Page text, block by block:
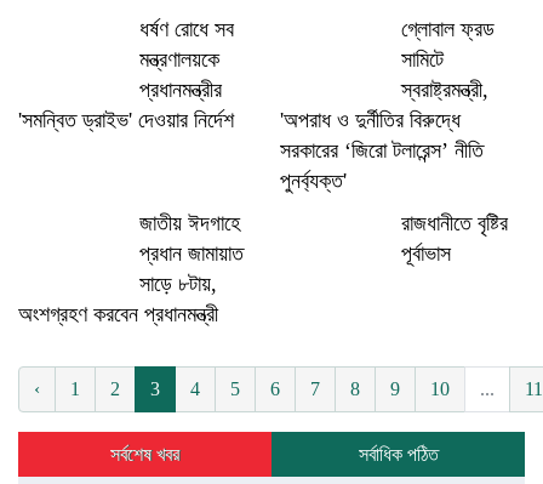
ধর্ষণ রোধে সব
মন্ত্রণালয়কে
প্রধানমন্ত্রীর
'সমন্বিত ড্রাইভ' দেওয়ার নির্দেশ
গ্লোবাল ফ্রড
সামিটে
স্বরাষ্ট্রমন্ত্রী,
'অপরাধ ও দুর্নীতির বিরুদ্ধে
সরকারের ‘জিরো টলারেন্স’ নীতি
পুনর্ব্যক্ত'
জাতীয় ঈদগাহে
প্রধান জামায়াত
সাড়ে ৮টায়,
অংশগ্রহণ করবেন প্রধানমন্ত্রী
রাজধানীতে বৃষ্টির
পূর্বাভাস
‹ 1 2 3 4 5 6 7 8 9 10 ...
সর্বশেষ খবর সর্বাধিক পঠিত